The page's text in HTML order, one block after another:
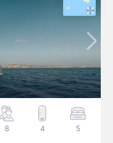
8 4 5